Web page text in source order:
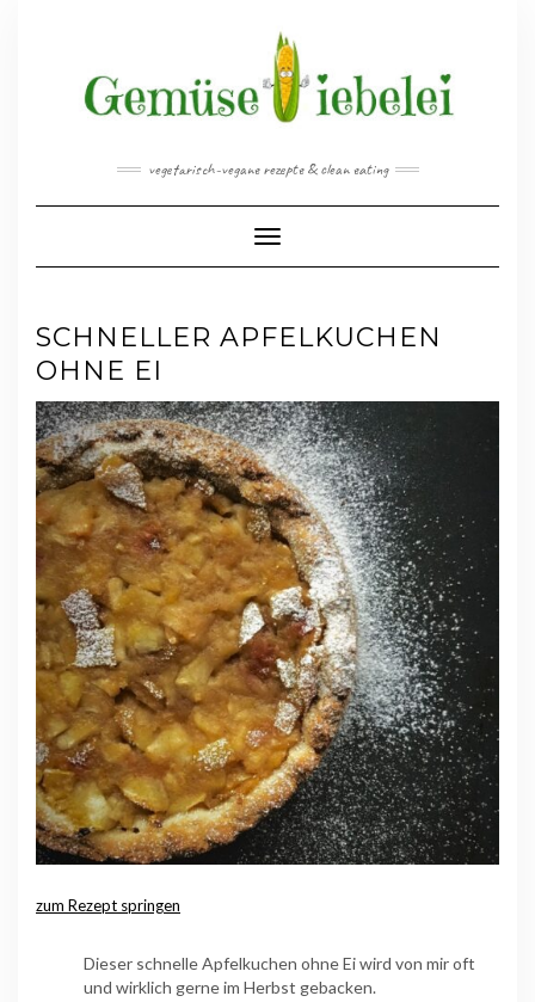
vegetarisch-vegane rezepte & clean eating
Toggle Navigation
SCHNELLER APFELKUCHEN
OHNE EI
zum Rezept springen
Dieser schnelle Apfelkuchen ohne Ei wird von mir oft
und wirklich gerne im Herbst gebacken.